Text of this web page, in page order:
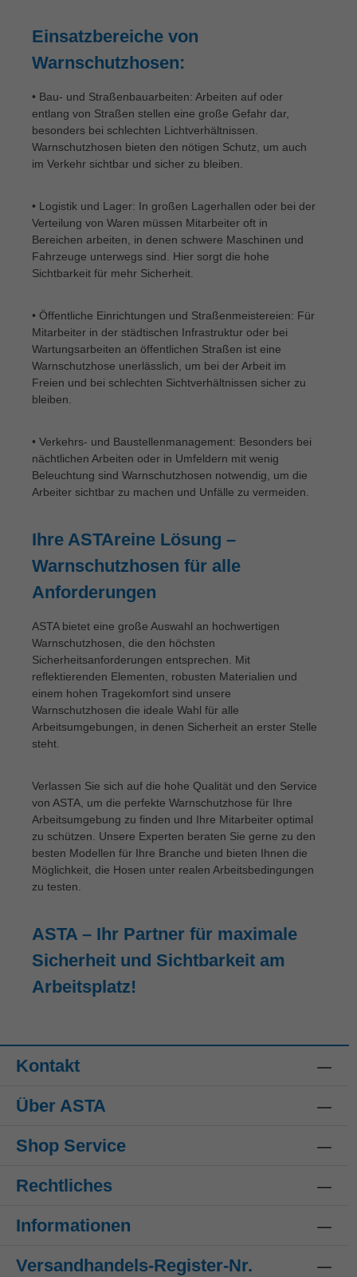
Einsatzbereiche von
Warnschutzhosen:
• Bau- und Straßenbauarbeiten: Arbeiten auf oder
entlang von Straßen stellen eine große Gefahr dar,
besonders bei schlechten Lichtverhältnissen.
Warnschutzhosen bieten den nötigen Schutz, um auch
im Verkehr sichtbar und sicher zu bleiben.
• Logistik und Lager: In großen Lagerhallen oder bei der
Verteilung von Waren müssen Mitarbeiter oft in
Bereichen arbeiten, in denen schwere Maschinen und
Fahrzeuge unterwegs sind. Hier sorgt die hohe
Sichtbarkeit für mehr Sicherheit.
• Öffentliche Einrichtungen und Straßenmeistereien: Für
Mitarbeiter in der städtischen Infrastruktur oder bei
Wartungsarbeiten an öffentlichen Straßen ist eine
Warnschutzhose unerlässlich, um bei der Arbeit im
Freien und bei schlechten Sichtverhältnissen sicher zu
bleiben.
• Verkehrs- und Baustellenmanagement: Besonders bei
nächtlichen Arbeiten oder in Umfeldern mit wenig
Beleuchtung sind Warnschutzhosen notwendig, um die
Arbeiter sichtbar zu machen und Unfälle zu vermeiden.
Ihre ASTAreine Lösung –
Warnschutzhosen für alle
Anforderungen
ASTA bietet eine große Auswahl an hochwertigen
Warnschutzhosen, die den höchsten
Sicherheitsanforderungen entsprechen. Mit
reflektierenden Elementen, robusten Materialien und
einem hohen Tragekomfort sind unsere
Warnschutzhosen die ideale Wahl für alle
Arbeitsumgebungen, in denen Sicherheit an erster Stelle
steht.
Verlassen Sie sich auf die hohe Qualität und den Service
von ASTA, um die perfekte Warnschutzhose für Ihre
Arbeitsumgebung zu finden und Ihre Mitarbeiter optimal
zu schützen. Unsere Experten beraten Sie gerne zu den
besten Modellen für Ihre Branche und bieten Ihnen die
Möglichkeit, die Hosen unter realen Arbeitsbedingungen
zu testen.
ASTA – Ihr Partner für maximale
Sicherheit und Sichtbarkeit am
Arbeitsplatz!
Kontakt
Über ASTA
Shop Service
Rechtliches
Informationen
Versandhandels-Register-Nr.